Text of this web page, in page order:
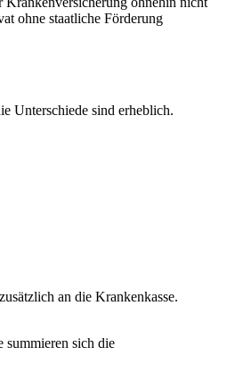
ohne staatliche Förderung
Unterschiede sind erheblich.
an die Krankenkasse.
summieren sich die